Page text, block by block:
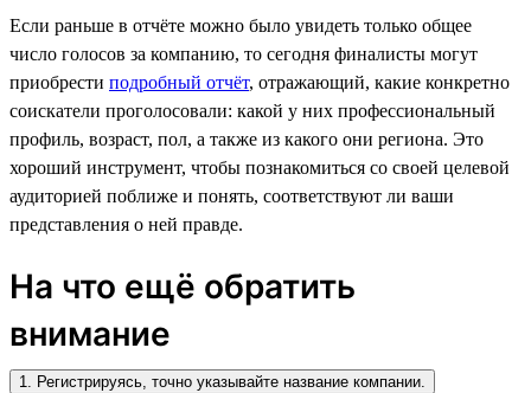
Если раньше в отчёте можно было увидеть только общее
число голосов за компанию, то сегодня финалисты могут
приобрести подробный отчёт, отражающий, какие конкретно
соискатели проголосовали: какой у них профессиональный
профиль, возраст, пол, а также из какого они региона. Это
хороший инструмент, чтобы познакомиться со своей целевой
аудиторией поближе и понять, соответствуют ли ваши
представления о ней правде.
На что ещё обратить
внимание
1. Регистрируясь, точно указывайте название компании.